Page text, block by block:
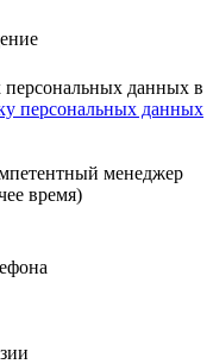
персональных данных в
персональных данных
менеджер
время)